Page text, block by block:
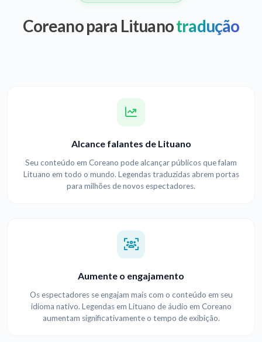
Coreano para Lituanotradução
Alcance falantes de Lituano
Seu conteúdo em Coreano pode alcançar públicos que falam
Lituano em todo o mundo. Legendas traduzidas abrem portas
para milhões de novos espectadores.
Aumente o engajamento
Os espectadores se engajam mais com o conteúdo em seu
idioma nativo. Legendas em Lituano de áudio em Coreano
aumentam significativamente o tempo de exibição.